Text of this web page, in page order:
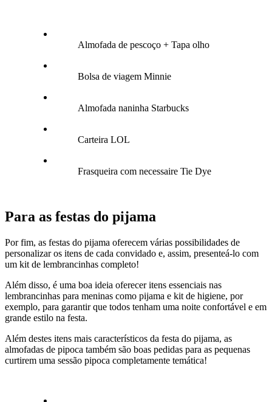
Almofada de pescoço + Tapa olho
Bolsa de viagem Minnie
Almofada naninha Starbucks
Carteira LOL
Frasqueira com necessaire Tie Dye
Para as festas do pijama
Por fim, as festas do pijama oferecem várias possibilidades de
personalizar os itens de cada convidado e, assim, presenteá-lo com
um kit de lembrancinhas completo!
Além disso, é uma boa ideia oferecer itens essenciais nas
lembrancinhas para meninas como pijama e kit de higiene, por
exemplo, para garantir que todos tenham uma noite confortável e em
grande estilo na festa.
Além destes itens mais característicos da festa do pijama, as
almofadas de pipoca também são boas pedidas para as pequenas
curtirem uma sessão pipoca completamente temática!